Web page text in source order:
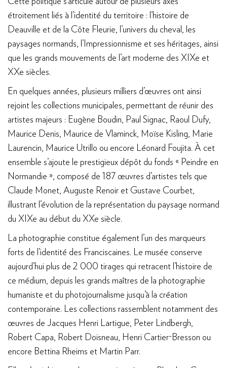
étroitement liés à l’identité du territoire : l’histoire de
Deauville et de la Côte Fleurie, l’univers du cheval, les
paysages normands, l’Impressionnisme et ses héritages, ainsi
que les grands mouvements de l’art moderne des XIXe et
XXe siècles.
En quelques années, plusieurs milliers d’œuvres ont ainsi
rejoint les collections municipales, permettant de réunir des
artistes majeurs : Eugène Boudin, Paul Signac, Raoul Dufy,
Maurice Denis, Maurice de Vlaminck, Moïse Kisling, Marie
Laurencin, Maurice Utrillo ou encore Léonard Foujita. À cet
ensemble s’ajoute le prestigieux dépôt du fonds « Peindre en
Normandie », composé de 187 œuvres d’artistes tels que
Claude Monet, Auguste Renoir et Gustave Courbet,
illustrant l’évolution de la représentation du paysage normand
du XIXe au début du XXe siècle.
La photographie constitue également l’un des marqueurs
forts de l’identité des Franciscaines. Le musée conserve
aujourd’hui plus de 2 000 tirages qui retracent l’histoire de
ce médium, depuis les grands maîtres de la photographie
humaniste et du photojournalisme jusqu’à la création
contemporaine. Les collections rassemblent notamment des
œuvres de Jacques Henri Lartigue, Peter Lindbergh,
Robert Capa, Robert Doisneau, Henri Cartier-Bresson ou
encore Bettina Rheims et Martin Parr.